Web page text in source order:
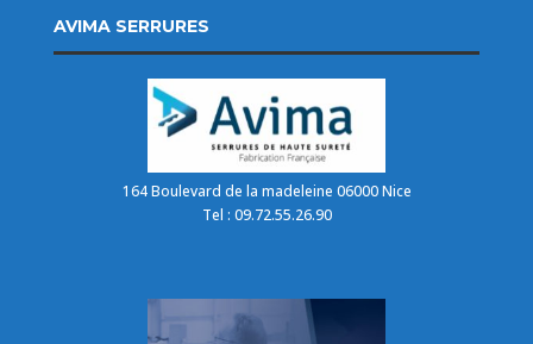
AVIMA SERRURES
164 Boulevard de la madeleine 06000 Nice
Tel : 09.72.55.26.90